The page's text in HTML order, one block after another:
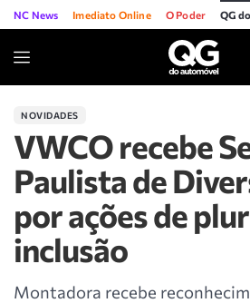
NC News Imediato Online O Poder QG
NOVIDADES
VWCO recebe
Paulista de
por ações de
inclusão
Montadora recebe